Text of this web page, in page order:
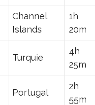
Channel
Islands
1h
20m
Turquie
4h
25m
Portugal
2h
55m